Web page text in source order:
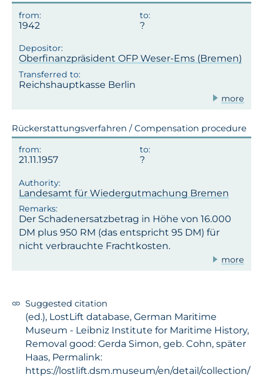
1942
Oberfinanzpräsident OFP Weser-Ems (Bremen)
Reichshauptkasse Berlin
more
Rückerstattungsverfahren / Compensation procedure
21.11.1957
Landesamt für Wiedergutmachung Bremen
Der Schadenersatzbetrag in Höhe von 16.000
DM plus 950 RM (das entspricht 95 DM) für
nicht verbrauchte Frachtkosten.
more
Suggested citation
(ed.), LostLift database, German Maritime
Museum - Leibniz Institute for Maritime History,
Removal good: Gerda Simon, geb. Cohn, später
Haas, Permalink:
https://lostlift.dsm.museum/en/detail/collection/